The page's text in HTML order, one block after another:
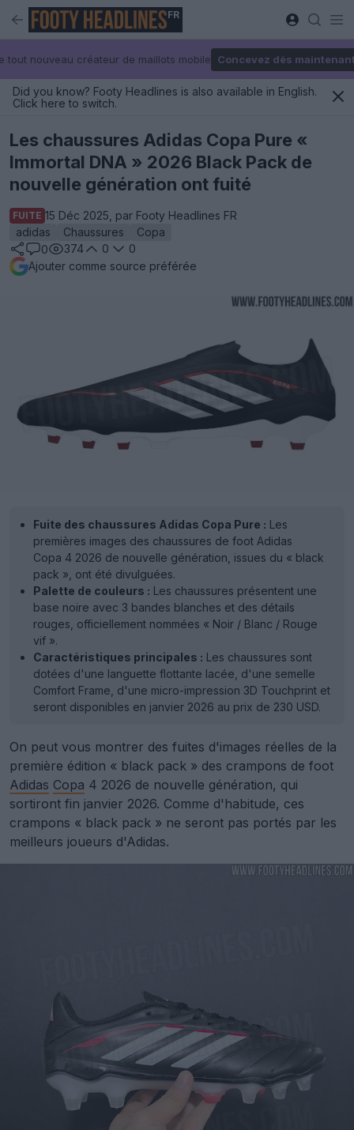
FR
tout nouveau créateur de maillots mobile Concevez dès
Did you know? Footy Headlines is also available in English.
Click here to switch.
Les chaussures Adidas Copa Pure «
Immortal DNA » 2026 Black Pack de
nouvelle génération ont fuité
FUITE 15 Déc 2025, par Footy Headlines FR
adidas
Chaussures
Copa
0
374 0
0
Ajouter comme source préférée
Fuite des chaussures Adidas Copa Pure : Les
premières images des chaussures de foot Adidas
Copa 4 2026 de nouvelle génération, issues du « black
pack », ont été divulguées.
Palette de couleurs : Les chaussures présentent une
base noire avec 3 bandes blanches et des détails
rouges, officiellement nommées « Noir / Blanc / Rouge
vif ».
Caractéristiques principales : Les chaussures sont
dotées d'une languette flottante lacée, d'une semelle
Comfort Frame, d'une micro-impression 3D Touchprint et
seront disponibles en janvier 2026 au prix de 230 USD.
On peut vous montrer des fuites d'images réelles de la
première édition « black pack » des crampons de foot
Adidas Copa 4 2026 de nouvelle génération, qui
sortiront fin janvier 2026. Comme d'habitude, ces
crampons « black pack » ne seront pas portés par les
meilleurs joueurs d'Adidas.